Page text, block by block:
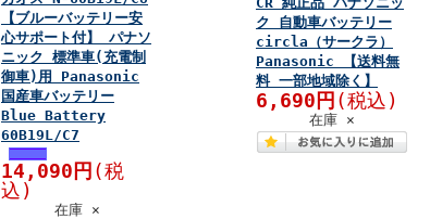
【ブルーバッテリー安
心サポート付】 パナソ
ニック 標準車(充電制
御車)用 Panasonic
国産車バッテリー
Blue Battery
60B19L/C7
14,090円 (税
込)
在庫 ×
ク 自動車バッテリー
circla（サークラ）
Panasonic 【送料無
料 一部地域除く】
6,690円 (税込)
在庫 ×